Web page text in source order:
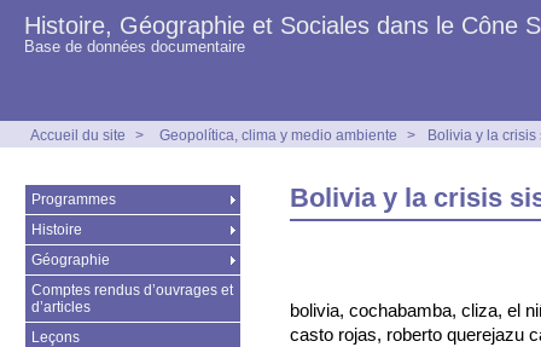
Histoire, Géographie et Sociales dans le Cône
Base de données documentaire
Accueil du site > Geopolítica, clima y medio ambiente > Bolivia y la
Bolivia y la crisis
bolivia, cochabamba, cliza, el
casto rojas, roberto querejazu
Programmes
Histoire
Géographie
Comptes rendus d’ouvrages et
d’articles
Leçons